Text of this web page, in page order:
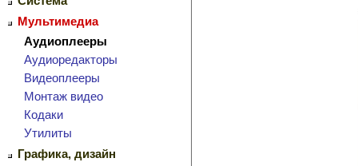
Мультимедиа
Аудиоплееры
Аудиоредакторы
Видеоплееры
Монтаж видео
Кодаки
Утилиты
Графика, дизайн